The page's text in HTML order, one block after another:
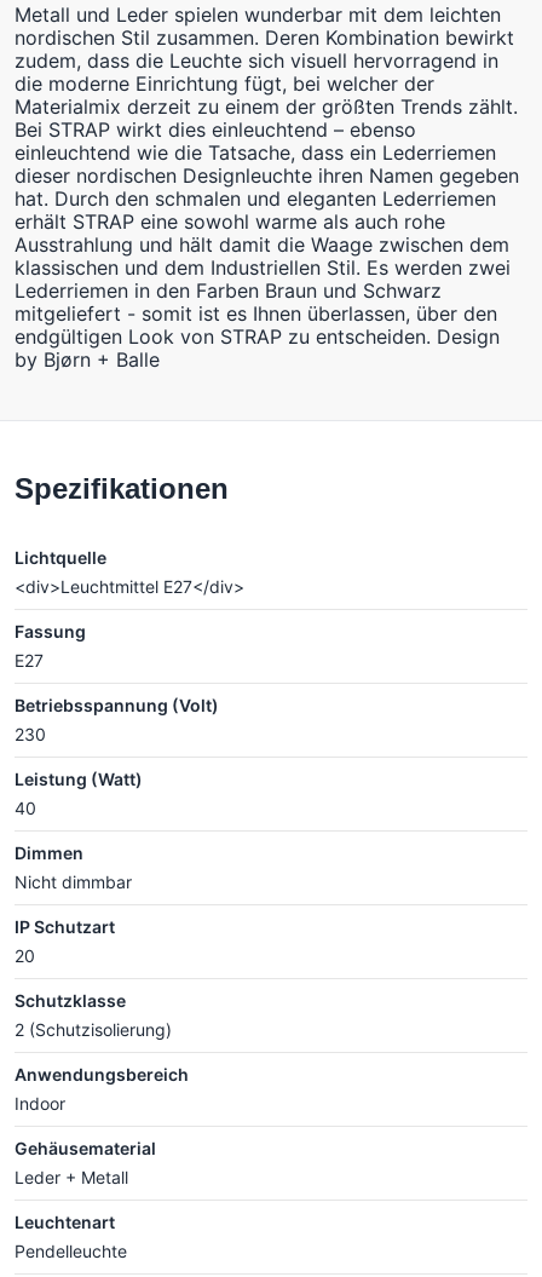
Metall und Leder spielen wunderbar mit dem leichten
nordischen Stil zusammen. Deren Kombination bewirkt
zudem, dass die Leuchte sich visuell hervorragend in
die moderne Einrichtung fügt, bei welcher der
Materialmix derzeit zu einem der größten Trends zählt.
Bei STRAP wirkt dies einleuchtend – ebenso
einleuchtend wie die Tatsache, dass ein Lederriemen
dieser nordischen Designleuchte ihren Namen gegeben
hat. Durch den schmalen und eleganten Lederriemen
erhält STRAP eine sowohl warme als auch rohe
Ausstrahlung und hält damit die Waage zwischen dem
klassischen und dem Industriellen Stil. Es werden zwei
Lederriemen in den Farben Braun und Schwarz
mitgeliefert - somit ist es Ihnen überlassen, über den
endgültigen Look von STRAP zu entscheiden. Design
by Bjørn + Balle
Spezifikationen
Lichtquelle
<div>Leuchtmittel E27</div>
Fassung
E27
Betriebsspannung (Volt)
230
Leistung (Watt)
40
Dimmen
Nicht dimmbar
IP Schutzart
20
Schutzklasse
2 (Schutzisolierung)
Anwendungsbereich
Indoor
Gehäusematerial
Leder + Metall
Leuchtenart
Pendelleuchte